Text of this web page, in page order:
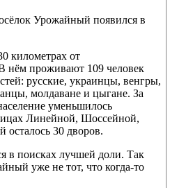
Урожайный появился в
километрах от
нём проживают 109 человек
русские, украинцы, венгры,
молдаване и цыгане. За
уменьшилось
Линейной, Шоссейной,
осталось 30 дворов.
в поисках лучшей доли. Так
уже не тот, что когда-то